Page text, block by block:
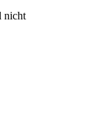
nicht